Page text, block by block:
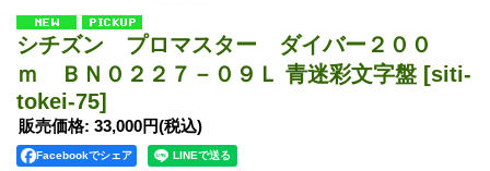
シチズン プロマスター ダイバー２００
ｍ ＢＮ０２２７－０９Ｌ 青迷彩文字盤 [siti-
tokei-75]
販売価格: 33,000円(税込)
Facebookでシェア